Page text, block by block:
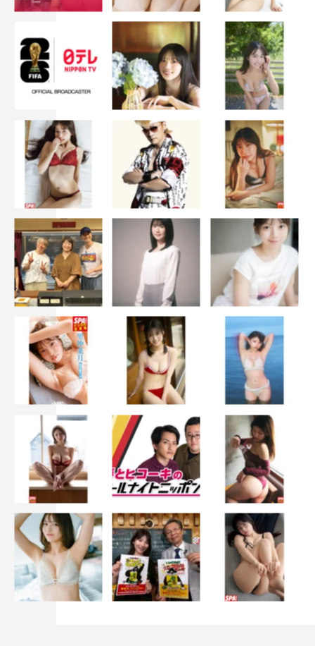
©2021『先生、私の隣に座っていただけませんか？』製作
委員会
この記事の写真
奈緒 柄本佑 金子大地
風吹ジュン 黒木華